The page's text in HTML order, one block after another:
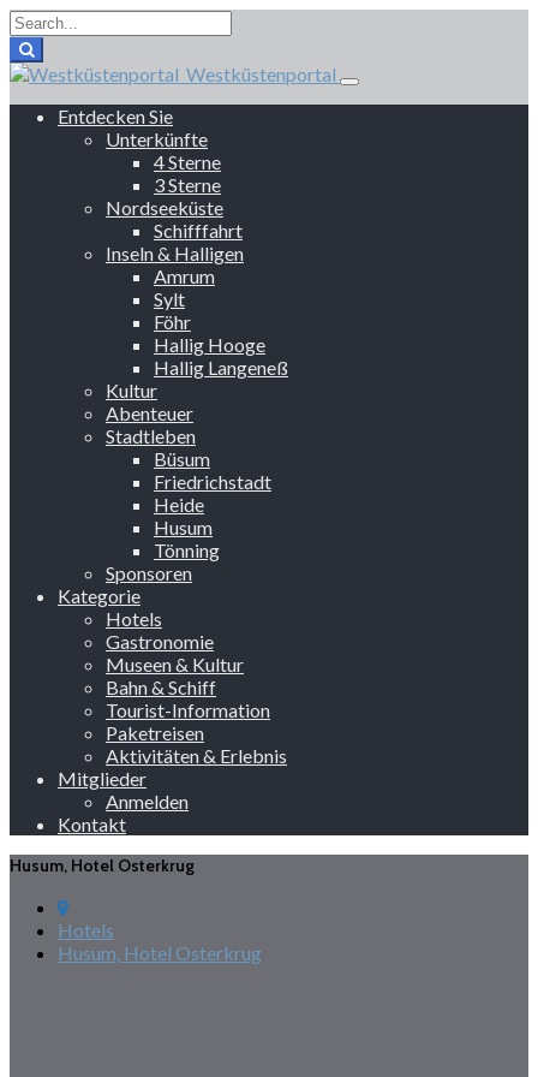
Westküstenportal
Entdecken Sie
Unterkünfte
4 Sterne
3 Sterne
Nordseeküste
Schifffahrt
Inseln & Halligen
Amrum
Sylt
Föhr
Hallig Hooge
Hallig Langeneß
Kultur
Abenteuer
Stadtleben
Büsum
Friedrichstadt
Heide
Husum
Tönning
Sponsoren
Kategorie
Hotels
Gastronomie
Museen & Kultur
Bahn & Schiff
Tourist-Information
Paketreisen
Aktivitäten & Erlebnis
Mitglieder
Anmelden
Kontakt
Husum, Hotel Osterkrug
Hotels
Husum, Hotel Osterkrug